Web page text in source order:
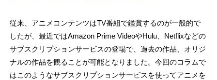
従来、アニメコンテンツはTV番組で鑑賞するのが一般的で
したが、最近ではAmazon Prime VideoやHulu、Netflixなどの
サブスクリプションサービスの登場で、過去の作品、オリジ
ナルの作品を観ることが可能となりました。今回のコラムで
はこのようなサブスクリプションサービスを使ってアニメを